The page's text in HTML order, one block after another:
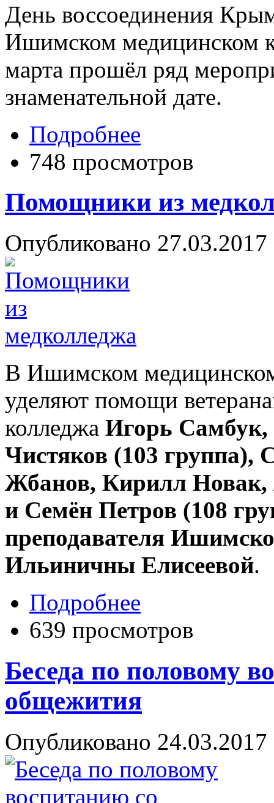
День воссоединения
Ишимском медицинском
марта прошёл ряд
знаменательной дате.
Подробнее
748 просмотров
Помощники из
Опубликовано
В Ишимском
уделяют помощи
колледжа Игорь Самбук,
Чистяков (103 группа),
Жбанов, Кирилл Новак,
и Семён Петров (108
преподавателя
Ильиничны Елисеевой.
Подробнее
639 просмотров
Беседа по половому
общежития
Опубликовано